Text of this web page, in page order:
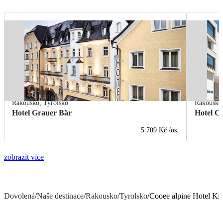
Rakousko,Tyrolsko
Hotel Grauer Bär
5 709 Kč /os.
Rakousko
Hotel
zobrazit více
Dovolená/Naše destinace/Rakousko/Tyrolsko/Cooee alpine Hotel